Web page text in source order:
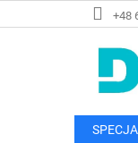
do
+48